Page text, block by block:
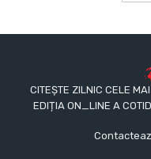
CITEȘTE ZILNIC CELE
EDIȚIA ON_LINE A